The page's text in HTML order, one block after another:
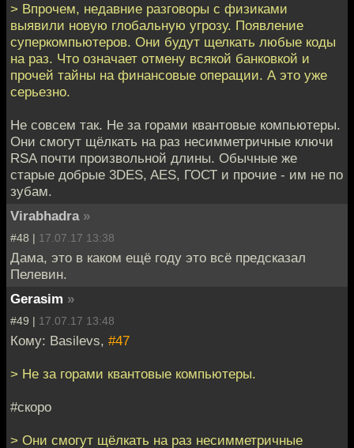
> Впрочем, недавние разговоры с физиками
выявили новую глобальную угрозу. Появление
суперкомпьютеров. Они будут щелкать любые коды
на раз. Что означает отмену всякой банковкой и
прочей тайны на финансовые операции. А это уже
серьезно.
Не совсем так. Не за горами квантовые компьютеры.
Они смогут щёлкать на раз несимметричные ключи
RSA почти произвольной длины. Обычные же
старые добрые 3DES, AES, ГОСТ и прочие - им не по
зубам.
Virabhadra »
#48 | 17.07.17 13:38
Дама, это в каком ещё году это всё предсказал
Пелевин.
Gerasim »
#49 | 17.07.17 13:48
Кому: Basilevs, #47
> Не за горами квантовые компьютеры.
#скоро
> Они смогут щёлкать на раз несимметричные